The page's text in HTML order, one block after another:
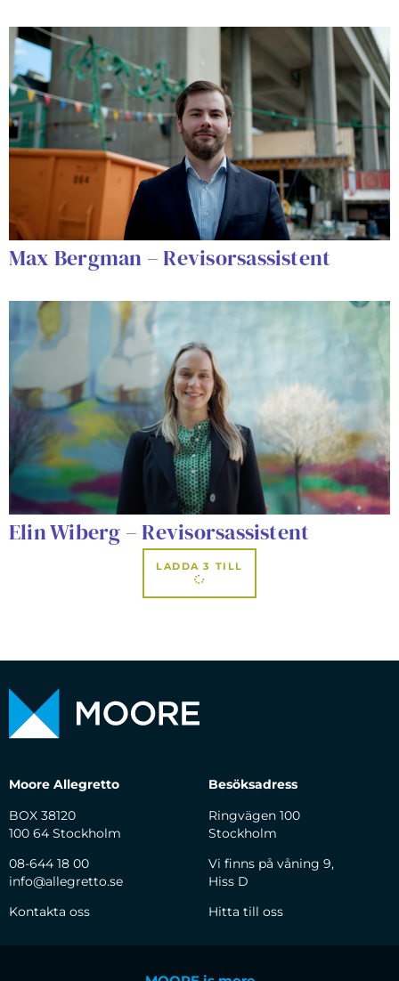
Max Bergman – Revisorsassistent
Elin Wiberg – Revisorsassistent
LADDA 3 TILL
Moore Allegretto
BOX 38120
100 64 Stockholm
08-644 18 00
info@allegretto.se
Kontakta oss
Besöksadress
Ringvägen 100
Stockholm
Vi finns på våning 9,
Hiss D
Hitta till oss